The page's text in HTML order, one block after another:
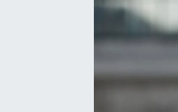
TEKNOLOJİ
YEREL YÖNETİMLER